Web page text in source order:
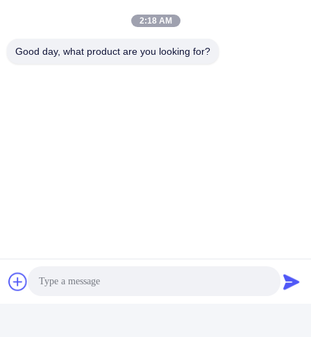
ถนน Huacheng เขต Huadu เมืองกวางโจว จังหวัดกวางดง
2:18 AM
Good day, what product are you looking for?